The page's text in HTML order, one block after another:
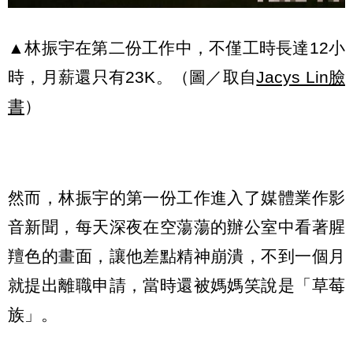
▲林振宇在第二份工作中，不僅工時長達12小
時，月薪還只有23K。（圖／取自Jacys Lin臉
書）
然而，林振宇的第一份工作進入了媒體業作影
音新聞，每天深夜在空蕩蕩的辦公室中看著腥
羶色的畫面，讓他差點精神崩潰，不到一個月
就提出離職申請，當時還被媽媽笑說是「草莓
族」。